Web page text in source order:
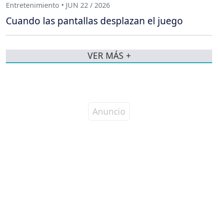
Entretenimiento • JUN 22 / 2026
Cuando las pantallas desplazan el juego
VER MÁS +